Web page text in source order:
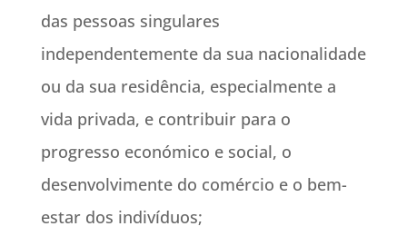
das pessoas singulares
independentemente da sua nacionalidade
ou da sua residência, especialmente a
vida privada, e contribuir para o
progresso económico e social, o
desenvolvimente do comércio e o bem-
estar dos indivíduos;